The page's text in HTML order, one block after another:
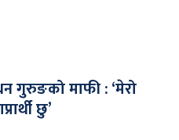
गुरुङको माफी : ‘मेरो
छु’